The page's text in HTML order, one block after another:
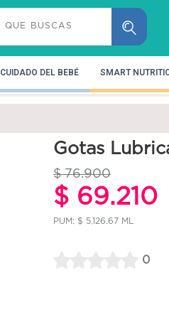
CUIDADO DEL BEBÉ SMART
Gotas
$ 76.900
$ 69.210
PUM: $ 5,126.67 ML
0